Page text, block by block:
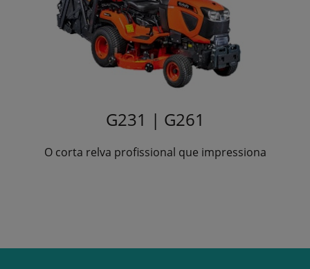
G231 | G261
O corta relva profissional que impressiona